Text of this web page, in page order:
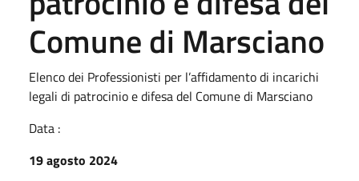
Comune di Marsciano
Elenco dei Professionisti per l’affidamento di incarichi
legali di patrocinio e difesa del Comune di Marsciano
Data :
19 agosto 2024